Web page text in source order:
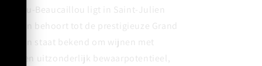
Ducru-Beaucaillou ligt in Saint-Julien
en behoort tot de prestigieuze Grand
staat bekend om wijnen met
en een uitzonderlijk bewaarpotentieel,